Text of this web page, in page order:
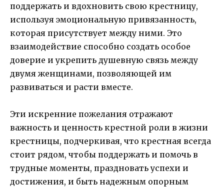
поддержать и вдохновить свою крестницу,
используя эмоциональную привязанность,
которая присутствует между ними. Это
взаимодействие способно создать особое
доверие и укрепить душевную связь между
двумя женщинами, позволяющей им
развиваться и расти вместе.
Эти искренние пожелания отражают
важность и ценность крестной роли в жизни
крестницы, подчеркивая, что крестная всегда
стоит рядом, чтобы поддержать и помочь в
трудные моменты, праздновать успехи и
достижения, и быть надежным опорным